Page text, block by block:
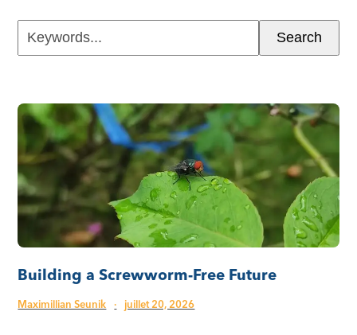
Keywords... Search
Building a Screwworm-Free Future
Maximillian Seunik · juillet 20, 2026